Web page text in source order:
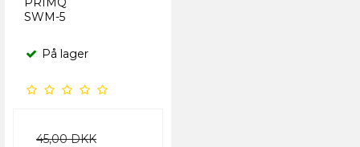
SWM-5
På lager
45,00 DKK